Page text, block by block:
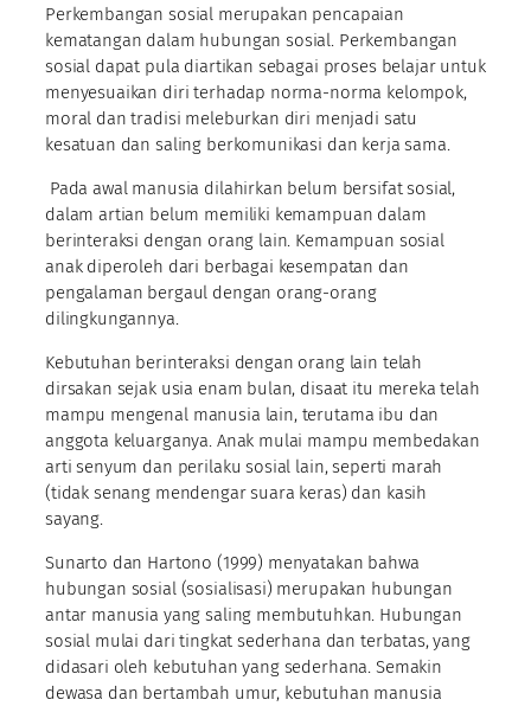
Perkembangan sosial merupakan pencapaian
kematangan dalam hubungan sosial. Perkembangan
sosial dapat pula diartikan sebagai proses belajar untuk
menyesuaikan diri terhadap norma-norma kelompok,
moral dan tradisi meleburkan diri menjadi satu
kesatuan dan saling berkomunikasi dan kerja sama.
Pada awal manusia dilahirkan belum bersifat sosial,
dalam artian belum memiliki kemampuan dalam
berinteraksi dengan orang lain. Kemampuan sosial
anak diperoleh dari berbagai kesempatan dan
pengalaman bergaul dengan orang-orang
dilingkungannya.
Kebutuhan berinteraksi dengan orang lain telah
dirsakan sejak usia enam bulan, disaat itu mereka telah
mampu mengenal manusia lain, terutama ibu dan
anggota keluarganya. Anak mulai mampu membedakan
arti senyum dan perilaku sosial lain, seperti marah
(tidak senang mendengar suara keras) dan kasih
sayang.
Sunarto dan Hartono (1999) menyatakan bahwa
hubungan sosial (sosialisasi) merupakan hubungan
antar manusia yang saling membutuhkan. Hubungan
sosial mulai dari tingkat sederhana dan terbatas, yang
didasari oleh kebutuhan yang sederhana. Semakin
dewasa dan bertambah umur, kebutuhan manusia